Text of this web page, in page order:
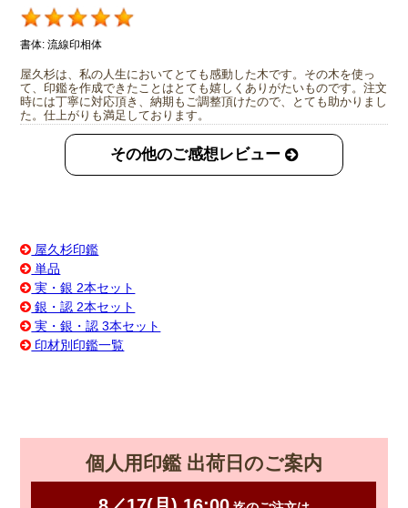
書体: 流線印相体
屋久杉は、私の人生においてとても感動した木です。その木を使っ
て、印鑑を作成できたことはとても嬉しくありがたいものです。注文
時には丁寧に対応頂き、納期もご調整頂けたので、とても助かりまし
た。仕上がりも満足しております。
その他のご感想レビュー
屋久杉印鑑
単品
実・銀 2本セット
銀・認 2本セット
実・銀・認 3本セット
印材別印鑑一覧
個人用印鑑 出荷日のご案内